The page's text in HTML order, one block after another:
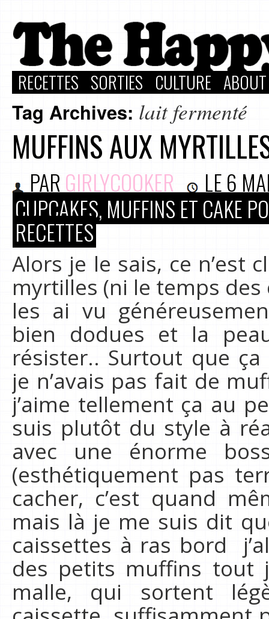
RECETTES SORTIES CULTURE
Tag Archives: lait fermenté
MUFFINS AUX
PAR GIRLYCOOKER LE6
CUPCAKES, MUFFINS ET CAKE
RECETTES
Alors je le sais, ce n’est
myrtilles (ni le temps
les ai vu
bien dodues et la
résister.. Surtout que
je n’avais pas fait de
j’aime tellement ça au
suis plutôt du style à
avec une énorme
(esthétiquement pas
cacher, c’est quand
mais là je me suis dit
caissettes à ras bord
des petits muffins
malle, qui sortent